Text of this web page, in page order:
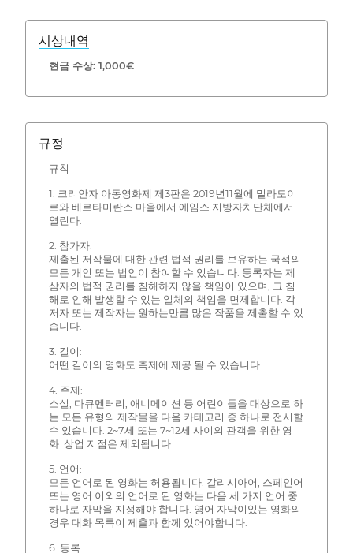
시상내역
현금 수상: 1,000€
규정
규칙
1. 크리안자 아동영화제 제3판은 2019년11월에 밀라도이
로와 베르타미란스 마을에서 에임스 지방자치단체에서
열린다.
2. 참가자:
제출된 저작물에 대한 관련 법적 권리를 보유하는 국적의
모든 개인 또는 법인이 참여할 수 있습니다. 등록자는 제
삼자의 법적 권리를 침해하지 않을 책임이 있으며, 그 침
해로 인해 발생할 수 있는 일체의 책임을 면제합니다. 각
저자 또는 제작자는 원하는만큼 많은 작품을 제출할 수 있
습니다.
3. 길이:
어떤 길이의 영화도 축제에 제공 될 수 있습니다.
4. 주제:
소설, 다큐멘터리, 애니메이션 등 어린이들을 대상으로 하
는 모든 유형의 제작물을 다음 카테고리 중 하나로 전시할
수 있습니다. 2~7세 또는 7~12세 사이의 관객을 위한 영
화. 상업 지점은 제외됩니다.
5. 언어:
모든 언어로 된 영화는 허용됩니다. 갈리시아어, 스페인어
또는 영어 이외의 언어로 된 영화는 다음 세 가지 언어 중
하나로 자막을 지정해야 합니다. 영어 자막이있는 영화의
경우 대화 목록이 제출과 함께 있어야합니다.
6. 등록: